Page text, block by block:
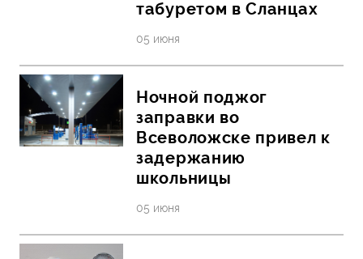
табуретом в Сланцах
05 июня
Ночной поджог
заправки во
Всеволожске привел к
задержанию
школьницы
05 июня